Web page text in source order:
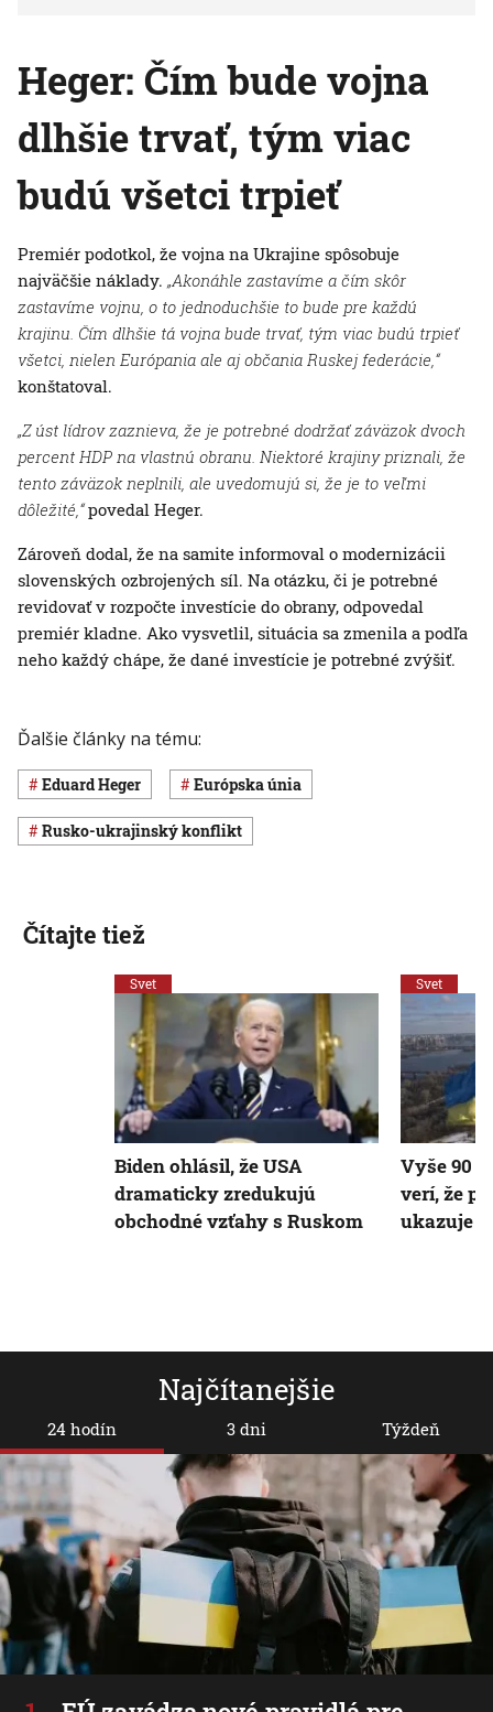
Heger: Čím bude vojna
dlhšie trvať, tým viac
budú všetci trpieť
Premiér podotkol, že vojna na Ukrajine spôsobuje
najväčšie náklady. „Akonáhle zastavíme a čím skôr
zastavíme vojnu, o to jednoduchšie to bude pre každú
krajinu. Čím dlhšie tá vojna bude trvať, tým viac budú trpieť
všetci, nielen Európania ale aj občania Ruskej federácie,“
konštatoval.
„Z úst lídrov zaznieva, že je potrebné dodržať záväzok dvoch
percent HDP na vlastnú obranu. Niektoré krajiny priznali, že
tento záväzok neplnili, ale uvedomujú si, že je to veľmi
dôležité,“povedal Heger.
Zároveň dodal, že na samite informoval o modernizácii
slovenských ozbrojených síl. Na otázku, či je potrebné
revidovať v rozpočte investície do obrany, odpovedal
premiér kladne. Ako vysvetlil, situácia sa zmenila a podľa
neho každý chápe, že dané investície je potrebné zvýšiť.
Ďalšie články na tému:
Eduard Heger Európska únia
rusko-ukrajinský konflikt
Najčítanejšie
24 hodín 3 dni Týždeň
Čítajte tiež
Svet
Biden ohlásil, že USA
dramaticky zredukujú
obchodné vzťahy s Ruskom
Svet
Vyše 90
verí, že
ukazuje